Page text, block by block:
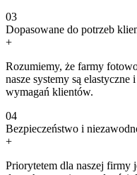
03
Dopasowane do potrzeb
+
Rozumiemy, że farmy
nasze systemy są
wymagań klientów.
04
Bezpieczeństwo i
+
Priorytetem dla naszej firmy